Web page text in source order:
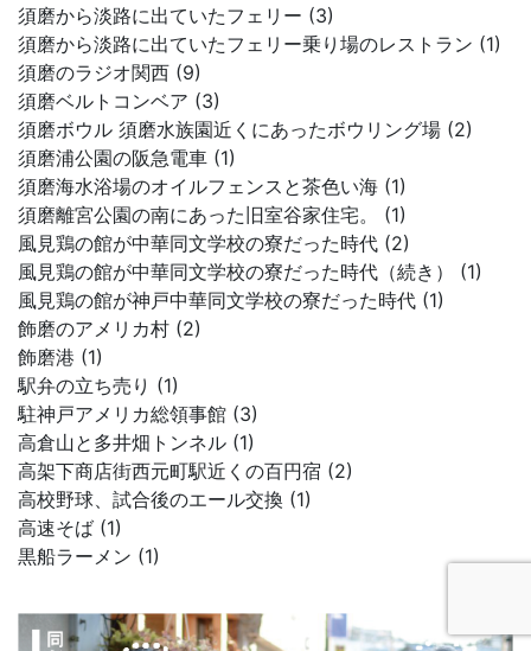
須磨から淡路に出ていたフェリー (3)
須磨から淡路に出ていたフェリー乗り場のレストラン (1)
須磨のラジオ関西 (9)
須磨ベルトコンベア (3)
須磨ボウル 須磨水族園近くにあったボウリング場 (2)
須磨浦公園の阪急電車 (1)
須磨海水浴場のオイルフェンスと茶色い海 (1)
須磨離宮公園の南にあった旧室谷家住宅。 (1)
風見鶏の館が中華同文学校の寮だった時代 (2)
風見鶏の館が中華同文学校の寮だった時代（続き） (1)
風見鶏の館が神戸中華同文学校の寮だった時代 (1)
飾磨のアメリカ村 (2)
飾磨港 (1)
駅弁の立ち売り (1)
駐神戸アメリカ総領事館 (3)
高倉山と多井畑トンネル (1)
高架下商店街西元町駅近くの百円宿 (2)
高校野球、試合後のエール交換 (1)
高速そば (1)
黒船ラーメン (1)